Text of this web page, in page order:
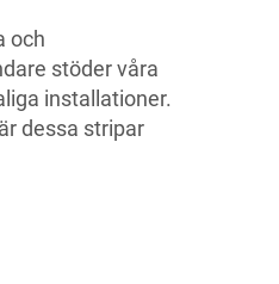
och
stöder våra
installationer.
dessa stripar